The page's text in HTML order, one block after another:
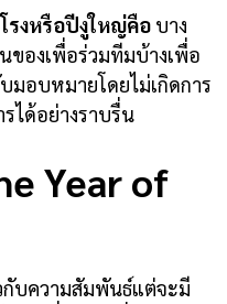
รงหรือปีงูใหญ่คือ บาง
ของเพื่อร่วมทีมบ้างเพื่อ
มอบหมายโดยไม่เกิดการ
ได้อย่างราบรื่น
Year of
กับความสัมพันธ์แต่จะมี